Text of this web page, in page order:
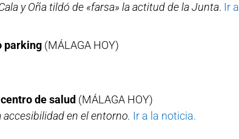
y Oña tildó de «farsa» la actitud de la Junta. Ir
parking (MÁLAGA HOY)
de salud (MÁLAGA HOY)
en el entorno. Ir a la noticia.